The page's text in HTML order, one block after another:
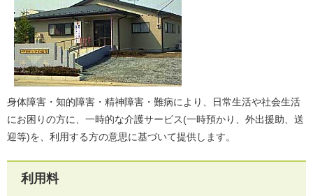
身体障害・知的障害・精神障害・難病により、日常生活や社会生活
にお困りの方に、一時的な介護サービス(一時預かり、外出援助、送
迎等)を、利用する方の意思に基づいて提供します。
利用料